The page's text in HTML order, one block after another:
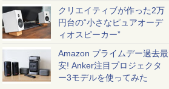
クリエイティブが作った2万
円台の“小さなピュアオーデ
ィオスピーカー”
Amazon プライムデー過去最
安! Anker注目プロジェクタ
ー3モデルを使ってみた